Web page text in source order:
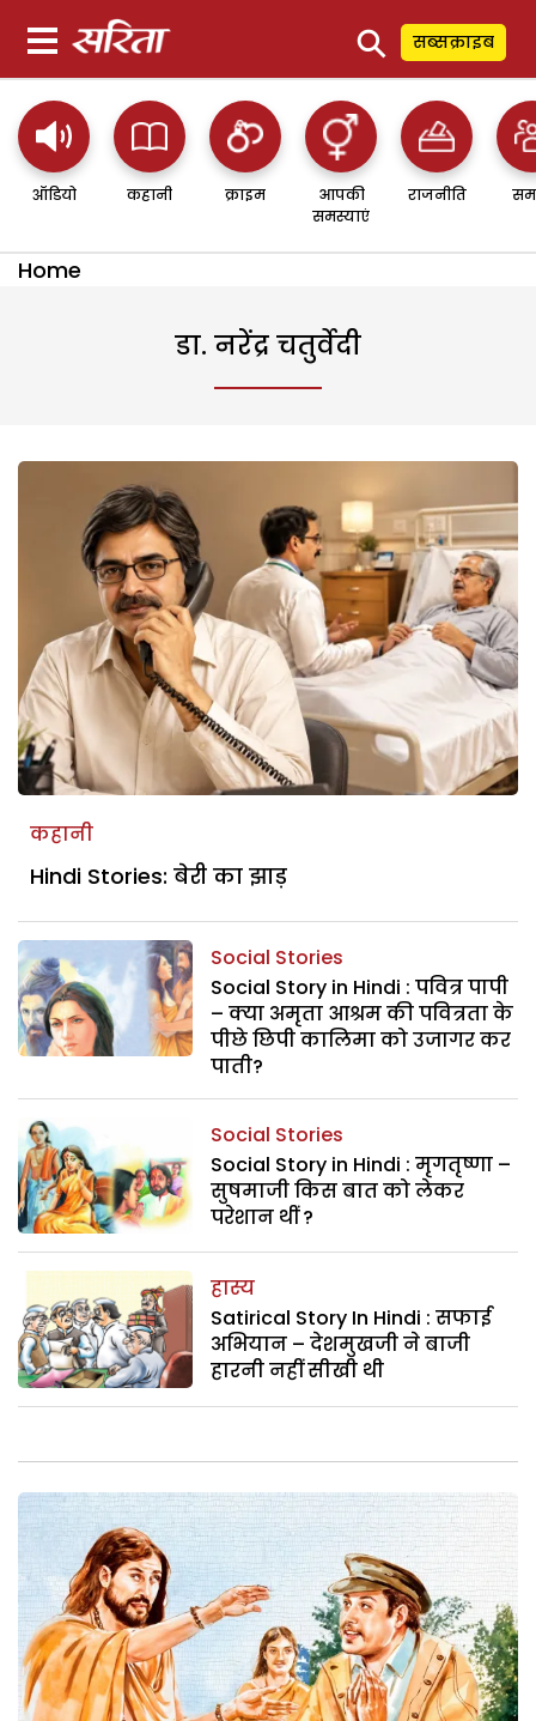
⚲ सब्सक्राइब
ऑडियो कहानी क्राइम
आपकी
समस्याएं
राजनीति
Home
डा. नरेंद्र चतुर्वेदी
कहानी
Hindi Stories: बेरी का झाड़
Social Stories
Social Story in Hindi : पवित्र पापी
– क्या अमृता आश्रम की पवित्रता के
पीछे छिपी कालिमा को उजागर कर
पाती?
Social Stories
Social Story in Hindi : मृगतृष्णा –
सुषमाजी किस बात को लेकर
परेशान थीं ?
हास्य
Satirical Story In Hindi : सफाई
अभियान – देशमुखजी ने बाजी
हारनी नहीं सीखी थी